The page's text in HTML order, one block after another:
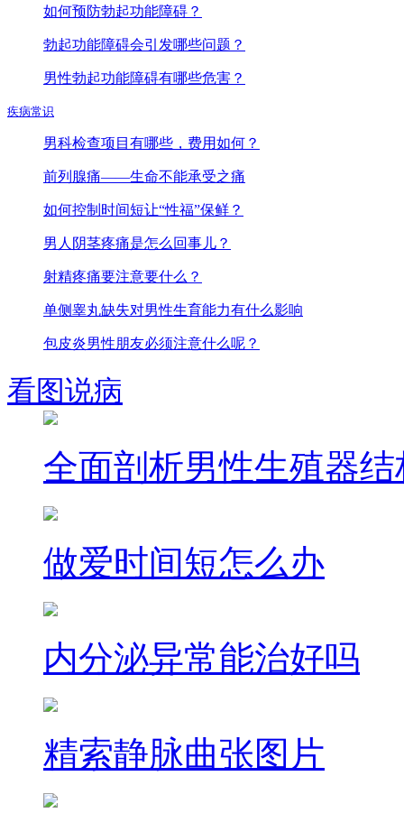
如何预防勃起功能障碍？
勃起功能障碍会引发哪些问题？
男性勃起功能障碍有哪些危害？
疾病常识
男科检查项目有哪些，费用如何？
前列腺痛——生命不能承受之痛
如何控制时间短让“性福”保鲜？
男人阴茎疼痛是怎么回事儿？
射精疼痛要注意要什么？
单侧睾丸缺失对男性生育能力有什么影响
包皮炎男性朋友必须注意什么呢？
看图说病
全面剖析男性生殖器结
做爱时间短怎么办
内分泌异常能治好吗
精索静脉曲张图片